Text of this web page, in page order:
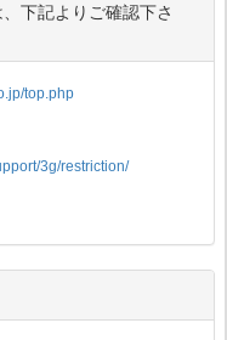
下記よりご確認下さ
top.php
3g/restriction/